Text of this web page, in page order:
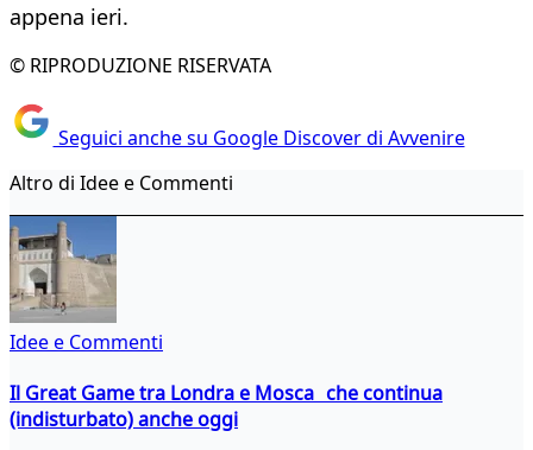
appena ieri.
© RIPRODUZIONE RISERVATA
Seguici anche su Google Discover di Avvenire
Altro di Idee e Commenti
Idee e Commenti
Il Great Game tra Londra e Mosca che continua
(indisturbato) anche oggi